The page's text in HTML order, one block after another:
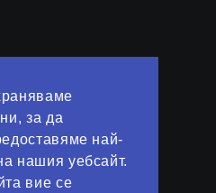
за да
най-
нашия уебсайт.
вие се